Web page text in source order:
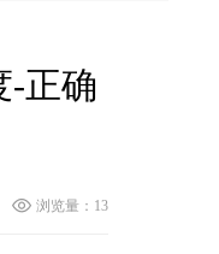
-正确
浏览量：13